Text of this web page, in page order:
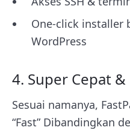
One-click installer
WordPress
4. Super Cepat &
Sesuai namanya,
“Fast” Dibandingkan